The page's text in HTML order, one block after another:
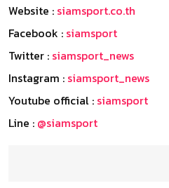
Website : siamsport.co.th
Facebook : siamsport
Twitter : siamsport_news
Instagram : siamsport_news
Youtube official : siamsport
Line : @siamsport